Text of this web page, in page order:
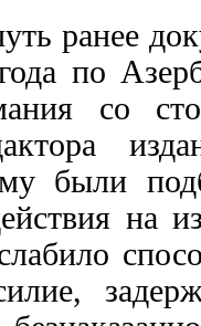
ранее
по
со
были
на